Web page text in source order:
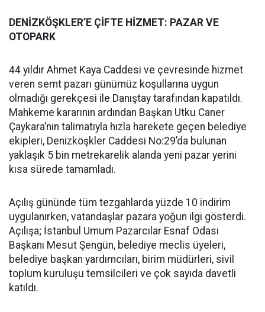
DENİZKÖŞKLER’E ÇİFTE HİZMET: PAZAR VE
OTOPARK
44 yıldır Ahmet Kaya Caddesi ve çevresinde hizmet
veren semt pazarı günümüz koşullarına uygun
olmadığı gerekçesi ile Danıştay tarafından kapatıldı.
Mahkeme kararının ardından Başkan Utku Caner
Çaykara’nın talimatıyla hızla harekete geçen belediye
ekipleri, Denizköşkler Caddesi No:29’da bulunan
yaklaşık 5 bin metrekarelik alanda yeni pazar yerini
kısa sürede tamamladı.
Açılış gününde tüm tezgahlarda yüzde 10 indirim
uygulanırken, vatandaşlar pazara yoğun ilgi gösterdi.
Açılışa; İstanbul Umum Pazarcılar Esnaf Odası
Başkanı Mesut Şengün, belediye meclis üyeleri,
belediye başkan yardımcıları, birim müdürleri, sivil
toplum kuruluşu temsilcileri ve çok sayıda davetli
katıldı.